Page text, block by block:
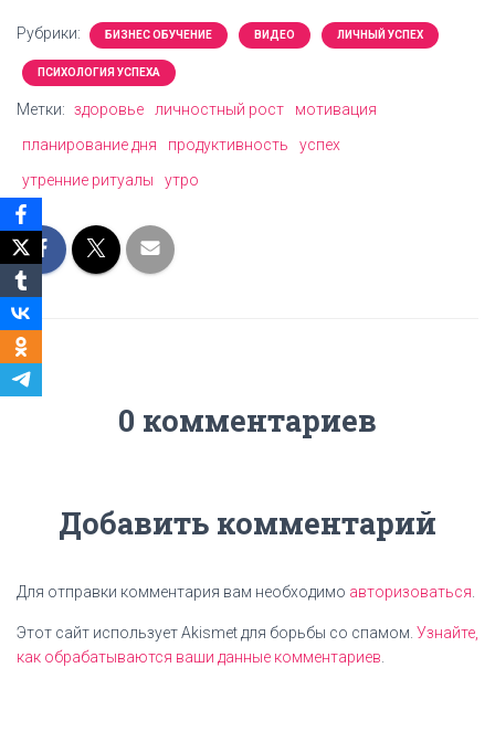
Рубрики: БИЗНЕС ОБУЧЕНИЕ ВИДЕО ЛИЧНЫЙ УСПЕХ
ПСИХОЛОГИЯ УСПЕХА
Метки: здоровье личностный рост
мотивация
планирование дня
продуктивность
успех
утренние ритуалы
утро
0 комментариев
Добавить комментарий
Для отправки комментария вам необходимо авторизоваться
Этот сайт использует Akismet для борьбы со спамом. Узнайте,
как обрабатываются ваши данные комментариев